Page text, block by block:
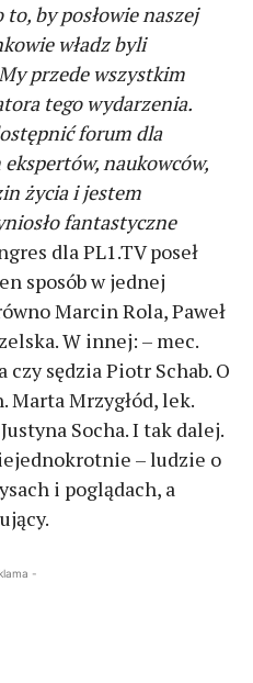
to, by posłowie naszej
władz byli
przede wszystkim
tego wydarzenia.
forum dla
naukowców,
życia i jestem
fantastyczne
dla PL1.TV poseł
sposób w jednej
Marcin Rola, Paweł
W innej: – mec.
sędzia Piotr Schab. O
Mrzygłód, lek.
Socha. I tak dalej.
– ludzie o
i poglądach, a
-